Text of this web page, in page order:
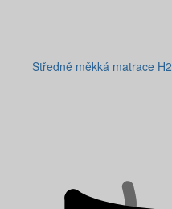
Středně měkká matrace H2